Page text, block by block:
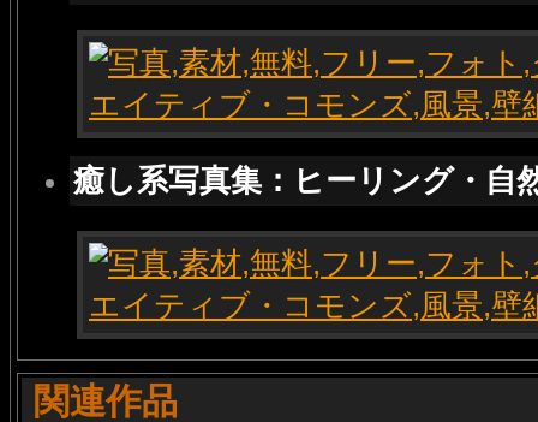
癒し系写真集：ヒーリング・自
関連作品